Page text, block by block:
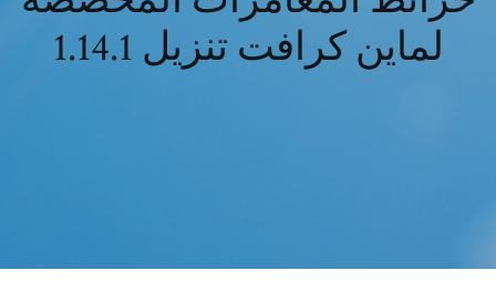
لماين كرافت تنزيل 1.14.1